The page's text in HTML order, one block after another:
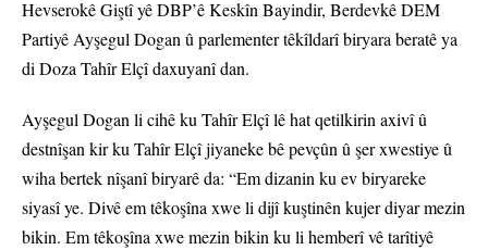
Hevserokê Giştî yê DBP’ê Keskîn Bayindir, Berdevkê DEM
Partiyê Ayşegul Dogan û parlementer têkîldarî biryara beratê ya
di Doza Tahîr Elçî daxuyanî dan.
Ayşegul Dogan li cihê ku Tahîr Elçî lê hat qetilkirin axivî û
destnîşan kir ku Tahîr Elçî jiyaneke bê pevçûn û şer xwestiye û
wiha bertek nîşanî biryarê da: “Em dizanin ku ev biryareke
siyasî ye. Divê em têkoşîna xwe li dijî kuştinên kujer diyar mezin
bikin. Em têkoşîna xwe mezin bikin ku li hemberî vê tarîtiyê